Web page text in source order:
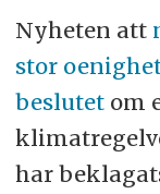
Nyheten att
stor
beslutetom
har